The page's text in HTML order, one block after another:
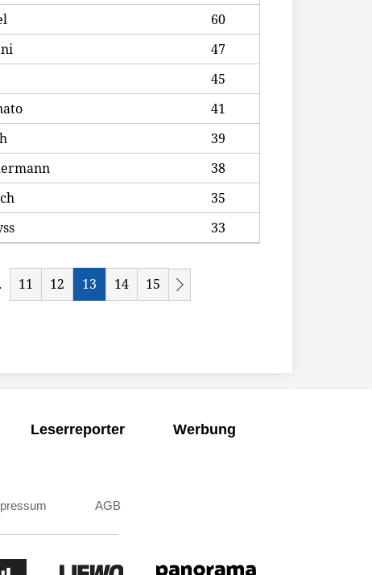
60
47
45
41
39
38
35
33
11 12 13 14 15
Leserreporter
Werbung
AGB